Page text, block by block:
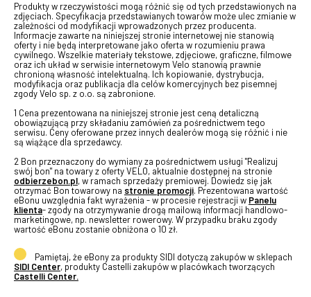
Produkty w rzeczywistości mogą różnić się od tych przedstawionych na
zdjęciach. Specyfikacja przedstawianych towarów może ulec zmianie w
zależności od modyfikacji wprowadzonych przez producenta.
Informacje zawarte na niniejszej stronie internetowej nie stanowią
oferty i nie będą interpretowane jako oferta w rozumieniu prawa
cywilnego. Wszelkie materiały tekstowe, zdjęciowe, graficzne, filmowe
oraz ich układ w serwisie internetowym Velo stanowią prawnie
chronioną własność intelektualną. Ich kopiowanie, dystrybucja,
modyfikacja oraz publikacja dla celów komercyjnych bez pisemnej
zgody Velo sp. z o.o. są zabronione.
1 Cena prezentowana na niniejszej stronie jest ceną detaliczną
obowiązującą przy składaniu zamówień za pośrednictwem tego
serwisu. Ceny oferowane przez innych dealerów mogą się różnić i nie
są wiążące dla sprzedawcy.
2 Bon przeznaczony do wymiany za pośrednictwem usługi "Realizuj
swój bon" na towary z oferty VELO, aktualnie dostępnej na stronie
odbierzebon.pl, w ramach sprzedaży premiowej. Dowiedz się jak
otrzymać Bon towarowy na stronie promocji. Prezentowana wartość
eBonu uwzględnia fakt wyrażenia - w procesie rejestracji w Panelu
klienta- zgody na otrzymywanie drogą mailową informacji handlowo-
marketingowe, np. newsletter rowerowy. W przypadku braku zgody
wartość eBonu zostanie obniżona o 10 zł.
Pamiętaj, że eBony za produkty SIDI dotyczą zakupów w sklepach
SIDI Center, produkty Castelli zakupów w placówkach tworzących
Castelli Center.